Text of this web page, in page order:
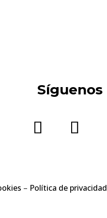
Síguenos
– Política de privacidad